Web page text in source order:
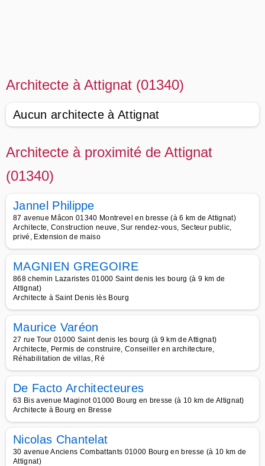
Architecte à Attignat (01340)
Aucun architecte à Attignat
Architecte à proximité de Attignat
(01340)
Jannel Philippe
87 avenue Mâcon 01340 Montrevel en bresse (à 6 km de Attignat)
Architecte, Construction neuve, Sur rendez-vous, Secteur public,
privé, Extension de maiso
MAGNIEN GREGOIRE
868 chemin Lazaristes 01000 Saint denis les bourg (à 9 km de
Attignat)
Architecte à Saint Denis lès Bourg
Maurice Varéon
27 rue Tour 01000 Saint denis les bourg (à 9 km de Attignat)
Architecte, Permis de construire, Conseiller en architecture,
Réhabilitation de villas, Ré
De Facto Architecteures
63 Bis avenue Maginot 01000 Bourg en bresse (à 10 km de Attignat)
Architecte à Bourg en Bresse
Nicolas Chantelat
30 avenue Anciens Combattants 01000 Bourg en bresse (à 10 km de
Attignat)